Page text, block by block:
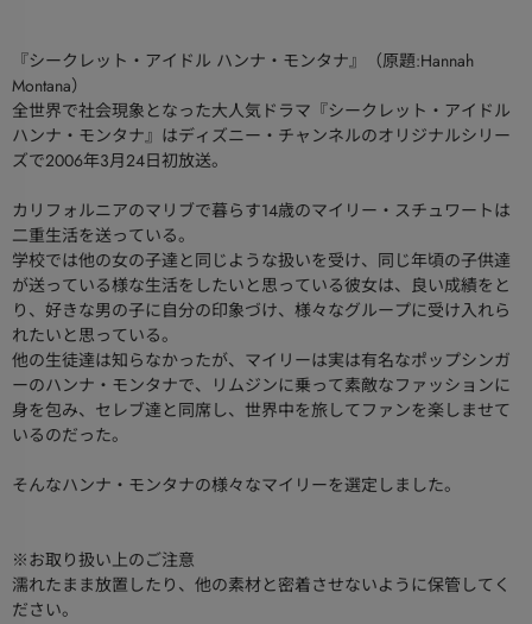
『シークレット・アイドル ハンナ・モンタナ』（原題:Hannah
Montana）
全世界で社会現象となった大人気ドラマ『シークレット・アイドル
ハンナ・モンタナ』はディズニー・チャンネルのオリジナルシリー
ズで2006年3月24日初放送。
カリフォルニアのマリブで暮らす14歳のマイリー・スチュワートは
二重生活を送っている。
学校では他の女の子達と同じような扱いを受け、同じ年頃の子供達
が送っている様な生活をしたいと思っている彼女は、良い成績をと
り、好きな男の子に自分の印象づけ、様々なグループに受け入れら
れたいと思っている。
他の生徒達は知らなかったが、マイリーは実は有名なポップシンガ
ーのハンナ・モンタナで、リムジンに乗って素敵なファッションに
身を包み、セレブ達と同席し、世界中を旅してファンを楽しませて
いるのだった。
そんなハンナ・モンタナの様々なマイリーを選定しました。
※お取り扱い上のご注意
濡れたまま放置したり、他の素材と密着させないように保管してく
ださい。